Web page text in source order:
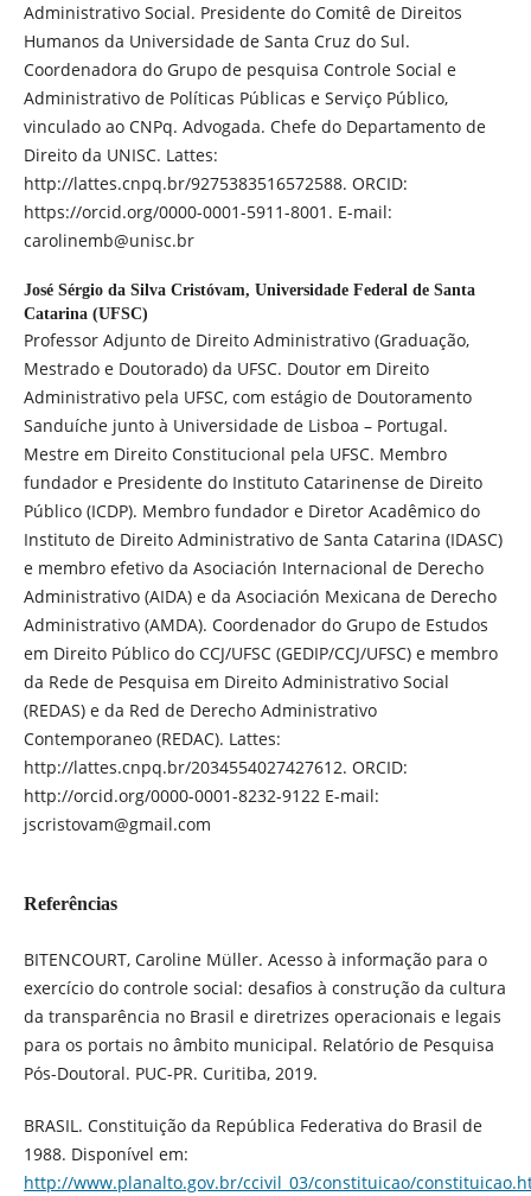
Administrativo Social. Presidente do Comitê de Direitos
Humanos da Universidade de Santa Cruz do Sul.
Coordenadora do Grupo de pesquisa Controle Social e
Administrativo de Políticas Públicas e Serviço Público,
vinculado ao CNPq. Advogada. Chefe do Departamento de
Direito da UNISC. Lattes:
http://lattes.cnpq.br/9275383516572588. ORCID:
https://orcid.org/0000-0001-5911-8001. E-mail:
carolinemb@unisc.br
José Sérgio da Silva Cristóvam, Universidade Federal de Santa
Catarina (UFSC)
Professor Adjunto de Direito Administrativo (Graduação,
Mestrado e Doutorado) da UFSC. Doutor em Direito
Administrativo pela UFSC, com estágio de Doutoramento
Sanduíche junto à Universidade de Lisboa – Portugal.
Mestre em Direito Constitucional pela UFSC. Membro
fundador e Presidente do Instituto Catarinense de Direito
Público (ICDP). Membro fundador e Diretor Acadêmico do
Instituto de Direito Administrativo de Santa Catarina (IDASC)
e membro efetivo da Asociación Internacional de Derecho
Administrativo (AIDA) e da Asociación Mexicana de Derecho
Administrativo (AMDA). Coordenador do Grupo de Estudos
em Direito Público do CCJ/UFSC (GEDIP/CCJ/UFSC) e membro
da Rede de Pesquisa em Direito Administrativo Social
(REDAS) e da Red de Derecho Administrativo
Contemporaneo (REDAC). Lattes:
http://lattes.cnpq.br/2034554027427612. ORCID:
http://orcid.org/0000-0001-8232-9122 E-mail:
jscristovam@gmail.com
Referências
BITENCOURT, Caroline Müller. Acesso à informação para o
exercício do controle social: desafios à construção da cultura
da transparência no Brasil e diretrizes operacionais e legais
para os portais no âmbito municipal. Relatório de Pesquisa
Pós-Doutoral. PUC-PR. Curitiba, 2019.
BRASIL. Constituição da República Federativa do Brasil de
1988. Disponível em:
http://www.planalto.gov.br/ccivil_03/constituicao/